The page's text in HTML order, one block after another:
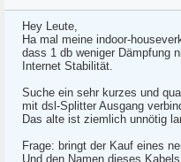
Hey Leute,
Ha mal meine indoor-
dass 1 db weniger Dämpfung
Internet Stabilität.
Suche ein sehr kurzes und
mit dsl-Splitter Ausgang
Das alte ist ziemlich unnötig
Frage: bringt der Kauf eines
Und den Namen dieses